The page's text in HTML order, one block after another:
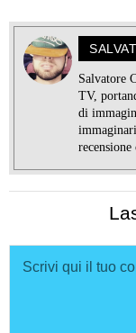
Salvatore
TV,
di
recensione